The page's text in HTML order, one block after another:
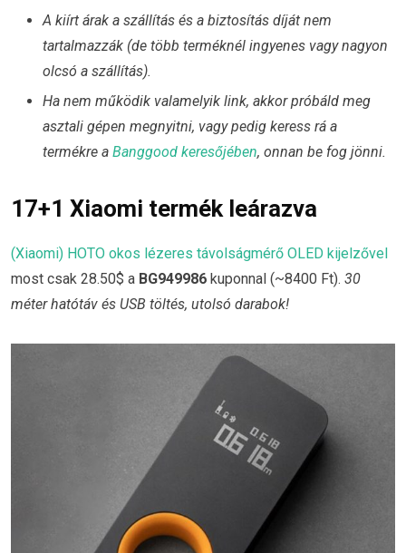
A kiírt árak a szállítás és a biztosítás díját nem
tartalmazzák (de több terméknél ingyenes vagy nagyon
olcsó a szállítás).
Ha nem működik valamelyik link, akkor próbáld meg
asztali gépen megnyitni, vagy pedig keress rá a
termékre a Banggood keresőjében, onnan be fog jönni.
17+1 Xiaomi termék leárazva
(Xiaomi) HOTO okos lézeres távolságmérő OLED kijelzővel
most csak 28.50$ a BG949986 kuponnal (~8400 Ft). 30
méter hatótáv és USB töltés, utolsó darabok!